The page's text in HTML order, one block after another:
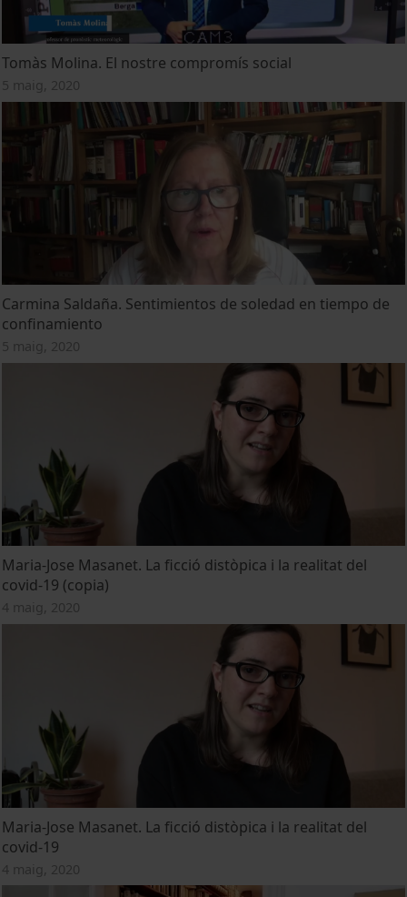
Tomàs Molina. El nostre compromís social
5 maig, 2020
Carmina Saldaña. Sentimientos de soledad en tiempo de
confinamiento
5 maig, 2020
Maria-Jose Masanet. La ficció distòpica i la realitat del
covid-19 (copia)
4 maig, 2020
Maria-Jose Masanet. La ficció distòpica i la realitat del
covid-19
4 maig, 2020